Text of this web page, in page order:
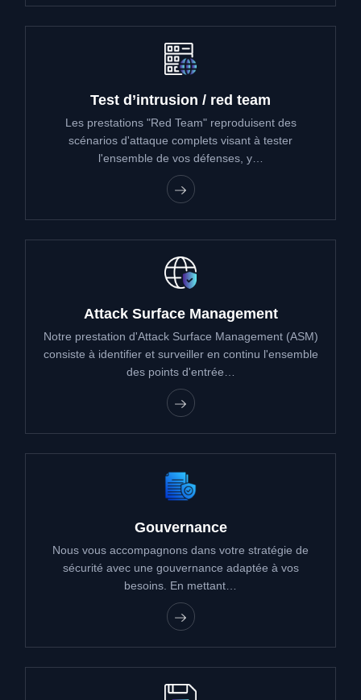
Test d’intrusion / red team
Les prestations "Red Team" reproduisent des
scénarios d'attaque complets visant à tester
l'ensemble de vos défenses, y…
Attack Surface Management
Notre prestation d'Attack Surface Management (ASM)
consiste à identifier et surveiller en continu l'ensemble
des points d'entrée…
Gouvernance
Nous vous accompagnons dans votre stratégie de
sécurité avec une gouvernance adaptée à vos
besoins. En mettant…